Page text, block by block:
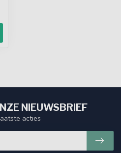
NIEUWSBRIEF
acties